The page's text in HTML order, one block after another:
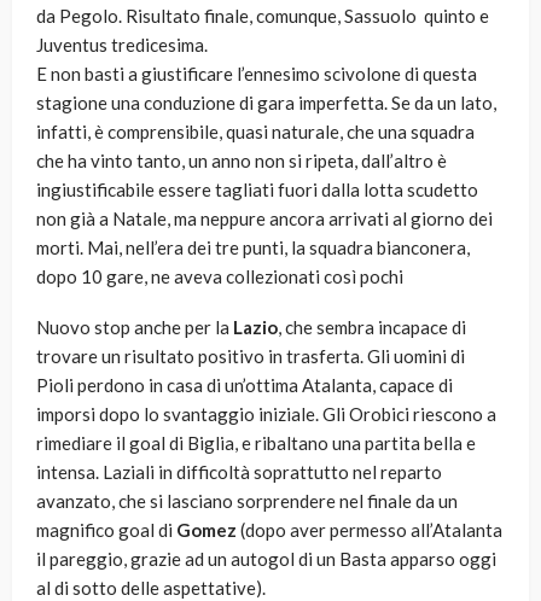
da Pegolo. Risultato finale, comunque, Sassuolo quinto e
Juventus tredicesima.
E non basti a giustificare l’ennesimo scivolone di questa
stagione una conduzione di gara imperfetta. Se da un lato,
infatti, è comprensibile, quasi naturale, che una squadra
che ha vinto tanto, un anno non si ripeta, dall’altro è
ingiustificabile essere tagliati fuori dalla lotta scudetto
non già a Natale, ma neppure ancora arrivati al giorno dei
morti. Mai, nell’era dei tre punti, la squadra bianconera,
dopo 10 gare, ne aveva collezionati così pochi
Nuovo stop anche per la Lazio, che sembra incapace di
trovare un risultato positivo in trasferta. Gli uomini di
Pioli perdono in casa di un’ottima Atalanta, capace di
imporsi dopo lo svantaggio iniziale. Gli Orobici riescono a
rimediare il goal di Biglia, e ribaltano una partita bella e
intensa. Laziali in difficoltà soprattutto nel reparto
avanzato, che si lasciano sorprendere nel finale da un
magnifico goal di Gomez (dopo aver permesso all’Atalanta
il pareggio, grazie ad un autogol di un Basta apparso oggi
al di sotto delle aspettative).